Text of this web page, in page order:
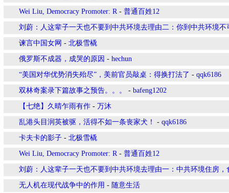
Wei Liu, Democracy Promoter: R- 普通百姓12
刘蔚：人这辈子一天也不要到中共环境去理由二：你到中共环境不
谏言中国女网 - 北极雪橇
俄罗斯不成器，成哭的原因 - hechun
“美国对华优势消失殆尽”，美前官员敲桌：得换打法了 - qqk6186
双林奇案录下篇故事之预告。。。 - bafeng1202
【七绝】久晴乍雨有作 - 万沐
乱港头目润英被驱，活得不如一条丧家犬！ - qqk6186
卡夫卡的影子 - 北极雪橇
Wei Liu, Democracy Promoter: R- 普通百姓12
刘蔚：人这辈子一天也不要到中共环境去理由一：中共环境住房，
无人机在现代战争中的作用 - 随意生活